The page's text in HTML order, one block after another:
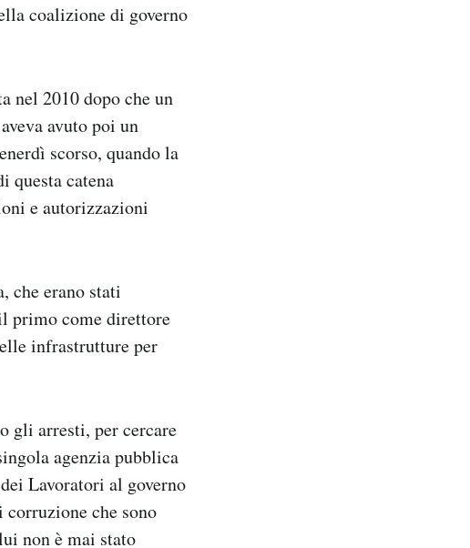
coalizione di governo
nel 2010 dopo che un
avuto poi un
scorso, quando la
questa catena
e autorizzazioni
che erano stati
primo come direttore
infrastrutture per
gli arresti, per cercare
agenzia pubblica
Lavoratori al governo
che sono
non è mai stato